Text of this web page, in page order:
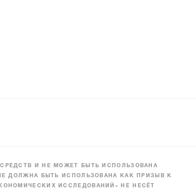
И НЕ МОЖЕТ БЫТЬ ИСПОЛЬЗОВАНА
ДОЛЖНА БЫТЬ ИСПОЛЬЗОВАНА КАК ПРИЗЫВ К
ИССЛЕДОВАНИЙ» НЕ НЕСЁТ